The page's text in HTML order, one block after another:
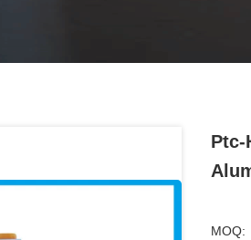
Ptc-
MOQ: